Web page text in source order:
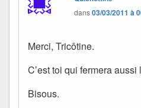
dans03/03/2011 à
Merci, Tricôtine.
C’est toi qui fermera aussi
Bisous.